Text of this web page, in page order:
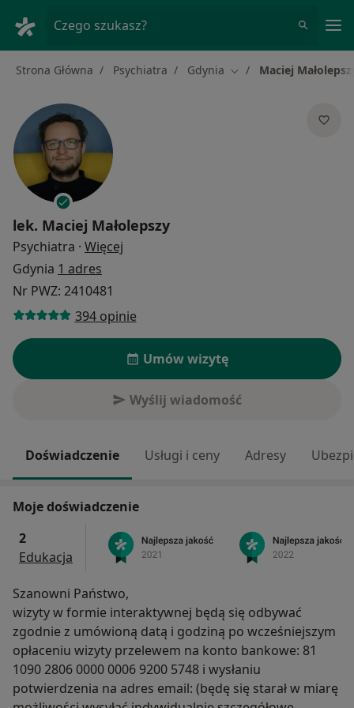
Czego szukasz?
Strona Główna Psychiatra Gdynia Zmień miasto
Maciej
lek. Maciej Małolepszy
Psychiatra · Więcej
Gdynia 1 adres
Nr PWZ: 2410481
394 opinie
Umów wizytę
Wyślij wiadomość
Doświadczenie Usługi i ceny Adresy
Moje doświadczenie
2
Edukacja
Szanowni Państwo,
wizyty w formie interaktywnej będą się odbywać
zgodnie z umówioną datą i godziną po wcześniejszym
opłaceniu wizyty przelewem na konto bankowe: 81
1090 2806 0000 0006 9200 5748 i wysłaniu
potwierdzenia na adres email: (będę się starał w miarę